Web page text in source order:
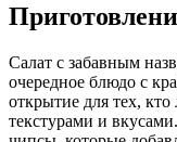
Салат с забавным
очередное блюдо с
открытие для тех,
текстурами и